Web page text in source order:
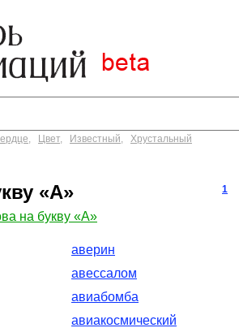
, Цвет, Известный, Хрустальный
«А» 1
на букву «А»
аверин
авессалом
авиабомба
авиакосмический